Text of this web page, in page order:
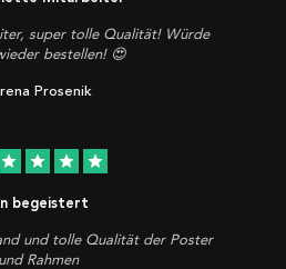
super tolle Qualität! Würde
bestellen! 😍
Prosenik
star star star star
begeistert
und tolle Qualität der Poster
und Rahmen